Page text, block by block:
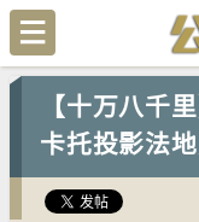
【十万八千
卡托投影法